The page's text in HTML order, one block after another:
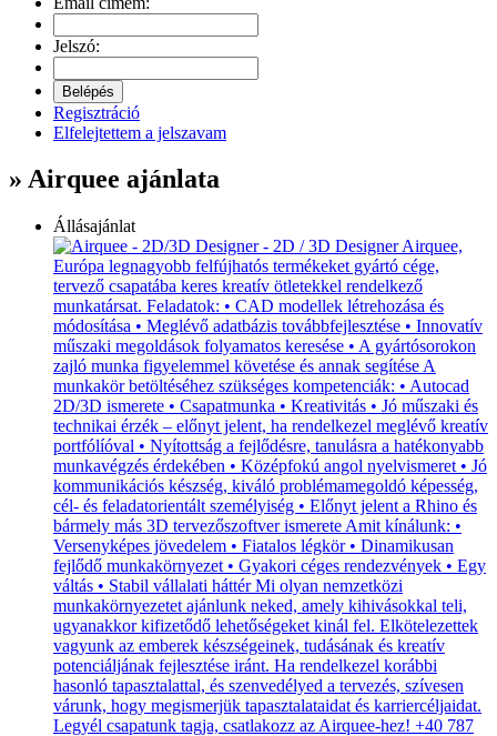
Jelszó:
Regisztráció
Elfelejtettem a jelszavam
» Airquee ajánlata
Állásajánlat